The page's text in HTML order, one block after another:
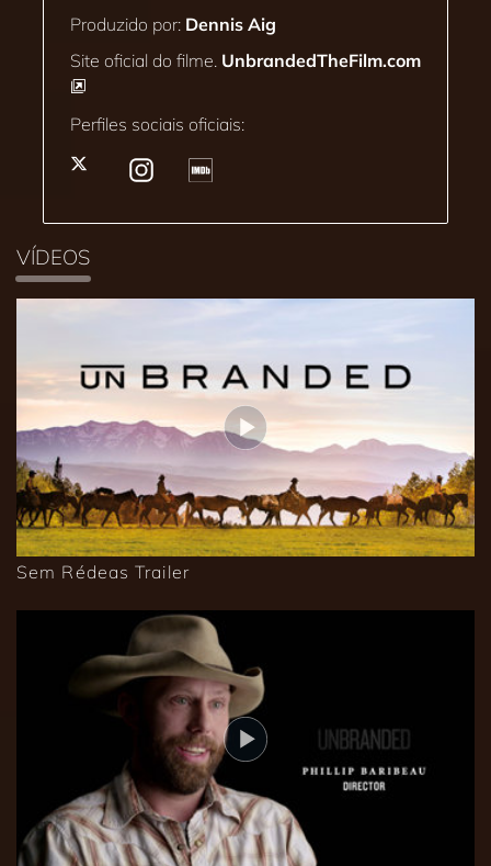
Produzido por: Dennis Aig
Site oficial do filme. UnbrandedTheFilm.com
Perfiles sociais oficiais:
VÍDEOS
Sem Rédeas Trailer